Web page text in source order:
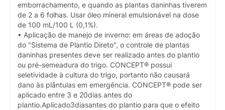
emborrachamento, e quando as plantas daninhas tiverem
de 2 a 6 folhas. Usar óleo mineral emulsionável na dose
de 100 mL/100 L (0,1%).
• Aplicação de manejo de inverno: em áreas de adoção
do "Sistema de Plantio Direto", o controle de plantas
daninhas presentes deve ser realizado antes do plantio
ou pré-semeadura do trigo. CONCEPT® possui
seletividade à cultura do trigo, portanto não causará
dano às plântulas em emergência. CONCEPT® pode ser
aplicado entre 3 e 20dias antes do
plantio.Aplicado3diasantes do plantio para que o efeito